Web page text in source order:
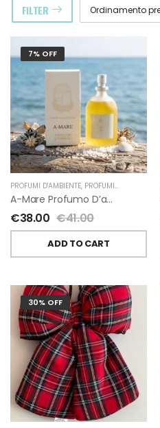
FILTER
7% OFF
PROFUMI D'AMBIENTE, PROFUMI D'AMBIENTE FIORIRA' UN GIARDINO
A-Mare Profumo D’ambiente Di Fiorirà Un Giardino
€38.00 €41.00
ADD TO CART
30% OFF